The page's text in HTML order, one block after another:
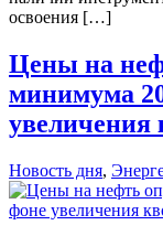
освоения […]
Цены на
минимума
Новость дня,